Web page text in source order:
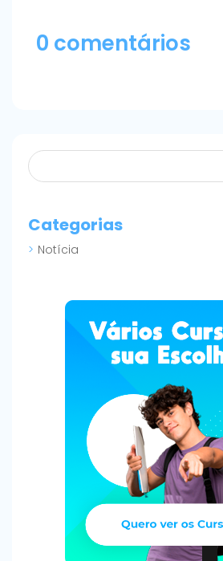
0 comentários
Categorias
Notícia